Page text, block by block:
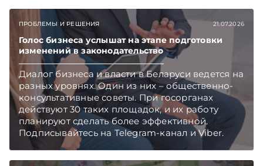
Telegram‑канал и Viber. Главное об экономике
Беларуси — раньше, чем в новостях
TelegramViber
ПРОБЛЕМЫ И РЕШЕНИЯ 21.07.2026
Голос бизнеса услышат на этапе подготовки
изменений в законодательство
Диалог бизнеса и власти в Беларуси ведется на
разных уровнях. Один из них – общественно-
консультативные советы. При госорганах
действуют 30 таких площадок, и их работу
планируют сделать более эффективной.
Подписывайтесь на Telegram‑канал и Viber.
Главное об экономике Беларуси — раньше,